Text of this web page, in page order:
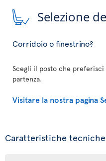
Selezione
Corridoio o finestrino?
Scegli il posto che
partenza.
Visitare la nostra pagina
Caratteristiche